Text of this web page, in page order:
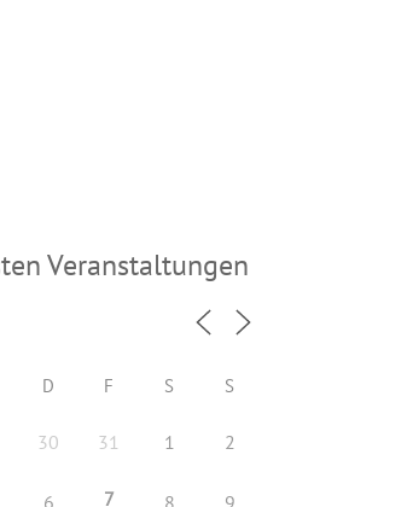
Veranstaltungen
D F S S
30 31 1 2
6 7 8 9